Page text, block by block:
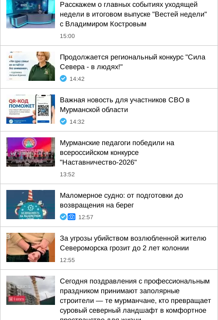
Расскажем о главных событиях уходящей
недели в итоговом выпуске "Вестей недели"
с Владимиром Костровым
15:00
Продолжается региональный конкурс "Сила
Севера - в людях!"
14:42
Важная новость для участников СВО в
Мурманской области
14:32
Мурманские педагоги победили на
всероссийском конкурсе
"Наставничество-2026"
13:52
Маломерное судно: от подготовки до
возвращения на берег
12:57
За угрозы убийством возлюбленной жителю
Североморска грозит до 2 лет колонии
12:55
Сегодня поздравления с профессиональным
праздником принимают заполярные
строители — те мурманчане, кто превращает
суровый северный ландшафт в комфортное